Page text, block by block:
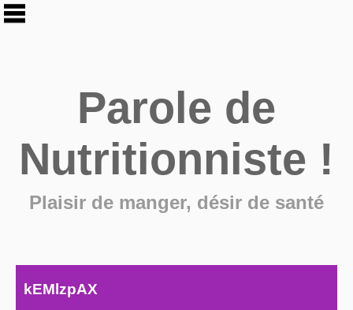
Parole de
Nutritionniste !
Plaisir de manger, désir de santé
kEMlzpAX